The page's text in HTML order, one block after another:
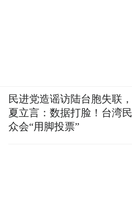
布，本平台仅提供信息存储空间
Notice: The content above
pictures and audios if any) is
by the user of Dafeng Hao,
platform and merely
民进党造谣访陆台胞失联，
夏立言：数据打脸！台湾民
众会“用脚投票”